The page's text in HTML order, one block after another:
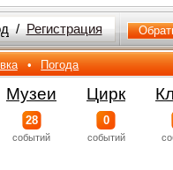
/ Регистрация
• Погода
Музеи
28
событий
Цирк
0
событий